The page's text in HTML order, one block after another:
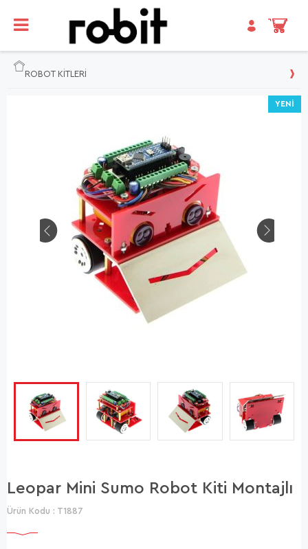
ROBOT KİTLERİ
YENI
Leopar Mini Sumo Robot Kiti Montajlı
Ürün Kodu : T1887